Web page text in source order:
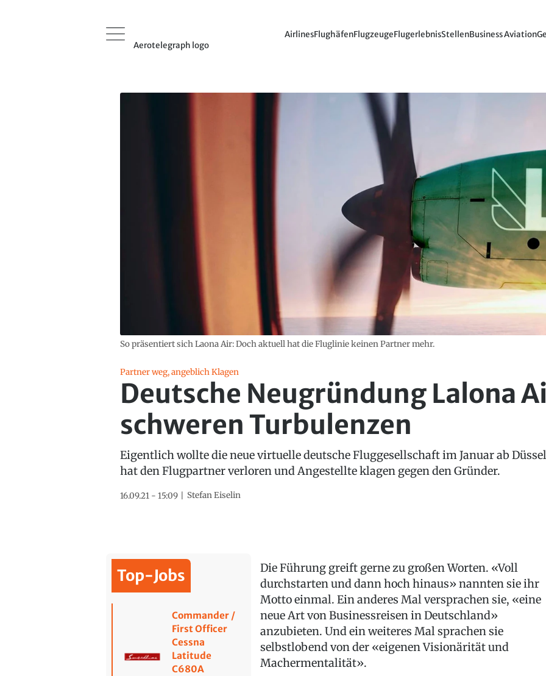
Aerotelegraph logo
AirlinesFlughäfenFlugzeugeFlugerlebnisStellenBusiness Aviation
So präsentiert sich Laona Air: Doch aktuell hat die Fluglinie keinen Partner mehr.
Partner weg, angeblich Klagen
Deutsche Neugründung Lalona
schweren Turbulenzen
Eigentlich wollte die neue virtuelle deutsche Fluggesellschaft im Januar ab
hat den Flugpartner verloren und Angestellte klagen gegen den Gründer.
16.09.21 - 15:09 Stefan Eiselin
Top-Jobs
Commander /
First Officer
Cessna
Latitude
C680A
Die Führung greift gerne zu großen Worten. «Voll
durchstarten und dann hoch hinaus» nannten sie ihr
Motto einmal. Ein anderes Mal versprachen sie, «eine
neue Art von Businessreisen in Deutschland»
anzubieten. Und ein weiteres Mal sprachen sie
selbstlobend von der «eigenen Visionärität und
Machermentalität».